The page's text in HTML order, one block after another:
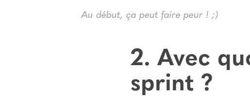
Au début, ça peut faire peur ! ;)
2. Avec
sprint ?